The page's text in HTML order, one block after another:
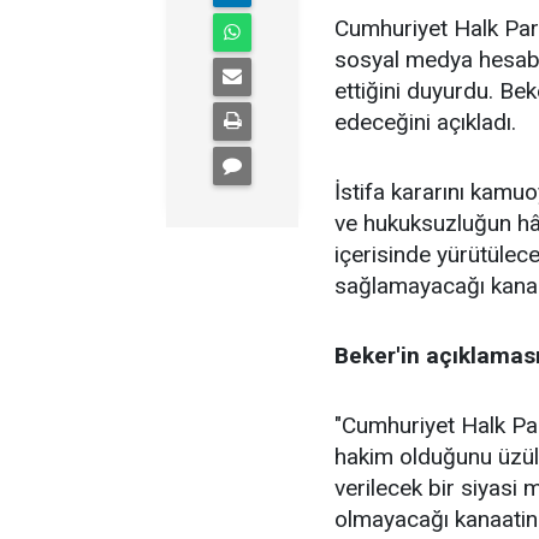
Cumhuriyet Halk
sosyal medya
ettiğini duyurdu.
edeceğini açıkladı.
İstifa kararını
ve hukuksuzluğun
içerisinde
sağlamayacağı
Beker'in
"Cumhuriyet Halk
hakim olduğunu
verilecek bir siyasi
olmayacağı